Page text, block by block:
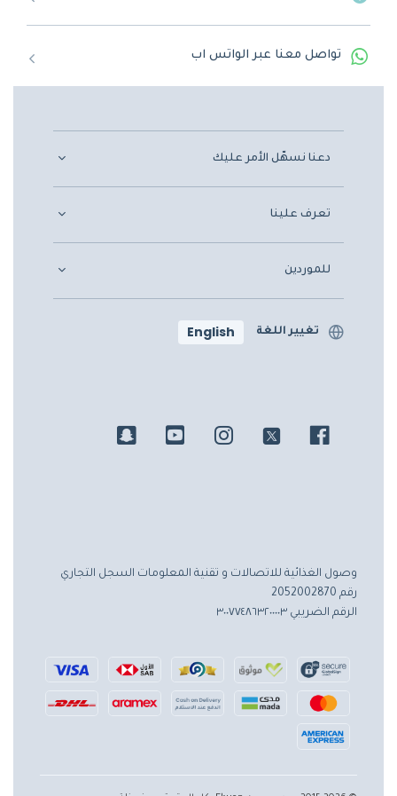
تواصل معنا عبر الواتس اب
دعنا نسهّل الأمر عليك
تعرف علينا
للموردين
تغيير اللغة English
وصول الغذائية للاتصالات و تقنية المعلومات السجل التجاري
رقم 2052002870
الرقم الضريبي ٣٠٠٧٧٤٨٦٣٢٠٠٠٠٣